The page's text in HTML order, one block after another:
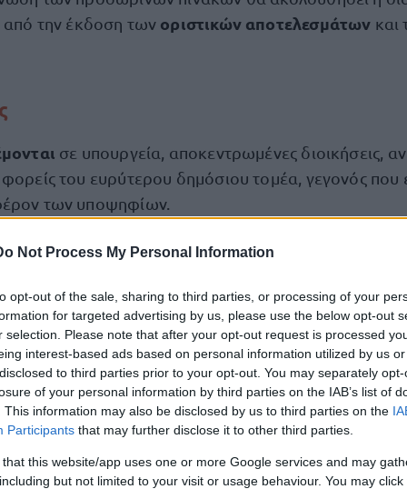
Not Process My Personal Information
opt-out of the sale, sharing to third parties, or processing of your
for targeted advertising by us, please use the below opt-out
selection. Please note that after your opt-out request is processed
interest-based ads based on personal information utilized by us
to third parties prior to your opt-out. You may separately
of your personal information by third parties on the IAB’s list of
This information may also be disclosed by us to third parties on the
Participants that may further disclose it to other third parties.
that this website/app uses one or more Google services and may
but not limited to your visit or usage behaviour. You may
από την έκδοση των οριστικών αποτελεσμάτων και
σε υπουργεία, αποκεντρωμένες διοικήσεις,
του ευρύτερου δημόσιου τομέα, γεγονός που
των υποψηφίων.
ζητήθηκαν στην προκήρυξη είναι οι εξής:
Ειδ. ΤΕ Βιβλιοθηκονομίας - 22 θέσεις
Επιστημών Ειδ. ΤΕ Ιατρικών Εργαστηρίων -29
Ειδ. ΤΕ Δημοσιονομικών, ΤΕ Εφοριακών Ειδ.
-1 θέση